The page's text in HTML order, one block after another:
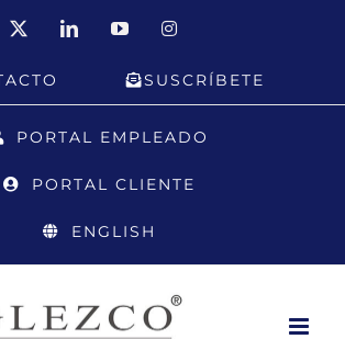
LinkedInYouTubeInstagram
SUSCRÍBETE
PORTAL EMPLEADO
PORTAL CLIENTE
ENGLISH